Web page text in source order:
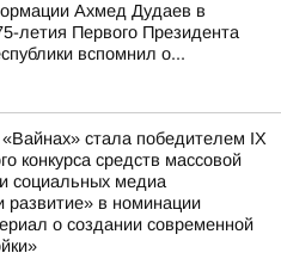
Ахмед Дудаев в
летия Первого Президента
вспомнил о...
стала победителем IX
конкурса средств массовой
социальных медиа
развитие» в номинации
о создании современной